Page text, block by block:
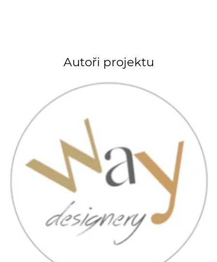
Autoři projektu